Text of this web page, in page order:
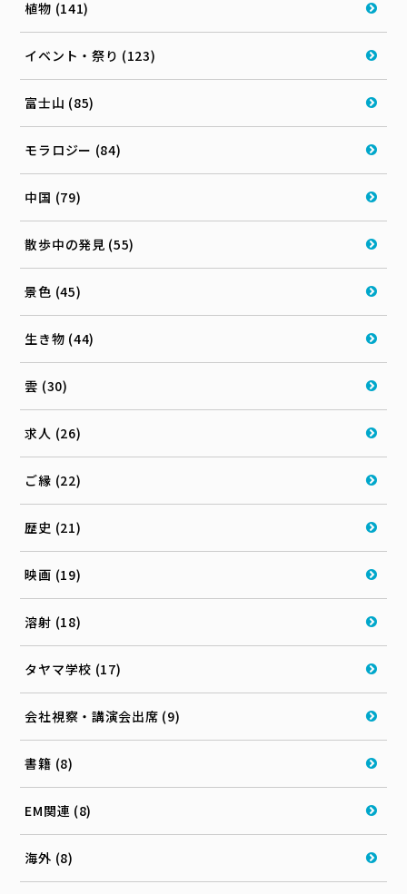
植物 (141)
イベント・祭り (123)
富士山 (85)
モラロジー (84)
中国 (79)
散歩中の発見 (55)
景色 (45)
生き物 (44)
雲 (30)
求人 (26)
ご縁 (22)
歴史 (21)
映画 (19)
溶射 (18)
タヤマ学校 (17)
会社視察・講演会出席 (9)
書籍 (8)
EM関連 (8)
海外 (8)